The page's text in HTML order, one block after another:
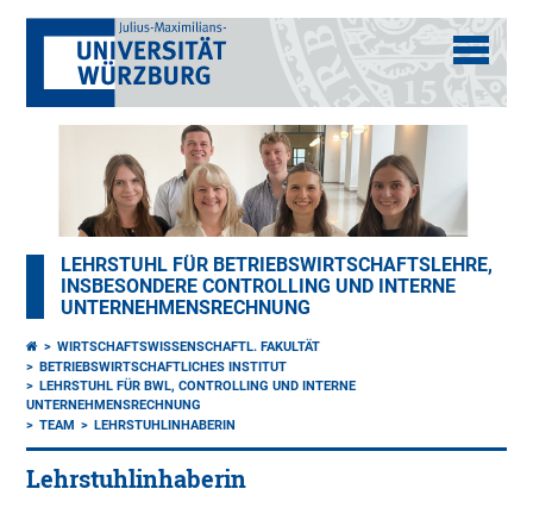
LEHRSTUHL FÜR BETRIEBSWIRTSCHAFTSLEHRE,
INSBESONDERE CONTROLLING UND INTERNE
UNTERNEHMENSRECHNUNG
WIRTSCHAFTSWISSENSCHAFTL. FAKULTÄT
BETRIEBSWIRTSCHAFTLICHES INSTITUT
LEHRSTUHL FÜR BWL, CONTROLLING UND INTERNE
UNTERNEHMENSRECHNUNG
TEAM
LEHRSTUHLINHABERIN
Lehrstuhlinhaberin